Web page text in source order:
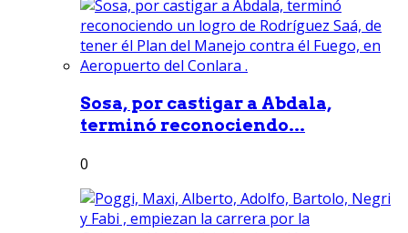
Sosa, por castigar a Abdala,
terminó reconociendo...
0